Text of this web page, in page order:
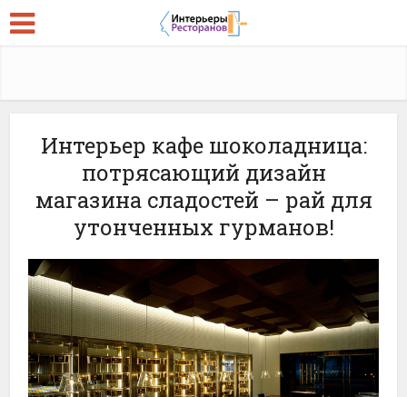
Интерьер кафе шоколадница:
потрясающий дизайн
магазина сладостей – рай для
утонченных гурманов!